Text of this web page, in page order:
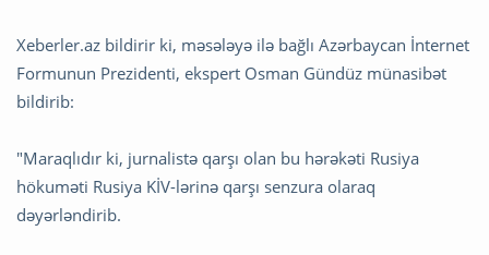
Xeberler.az bildirir ki, məsələyə ilə bağlı Azərbaycan İnternet
Formunun Prezidenti, ekspert Osman Gündüz münasibət
bildirib:
"Maraqlıdır ki, jurnalistə qarşı olan bu hərəkəti Rusiya
hökuməti Rusiya KİV-lərinə qarşı senzura olaraq
dəyərləndirib.